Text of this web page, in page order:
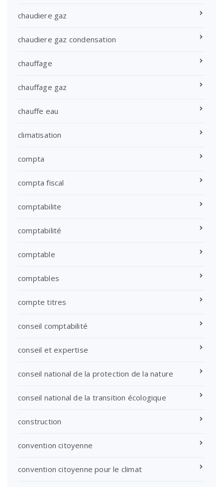
chaudiere gaz
chaudiere gaz condensation
chauffage
chauffage gaz
chauffe eau
climatisation
compta
compta fiscal
comptabilite
comptabilité
comptable
comptables
compte titres
conseil comptabilité
conseil et expertise
conseil national de la protection de la nature
conseil national de la transition écologique
construction
convention citoyenne
convention citoyenne pour le climat